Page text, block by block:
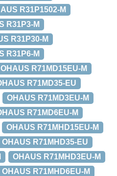
R31P1502-M
R31P3-M
R31P30-M
R31P6-M
OHAUS R71MD15EU-M
R71MD35-EU
OHAUS R71MD3EU-M
R71MD6EU-M
OHAUS R71MHD15EU-M
OHAUS R71MHD35-EU
OHAUS R71MHD3EU-M
OHAUS R71MHD6EU-M